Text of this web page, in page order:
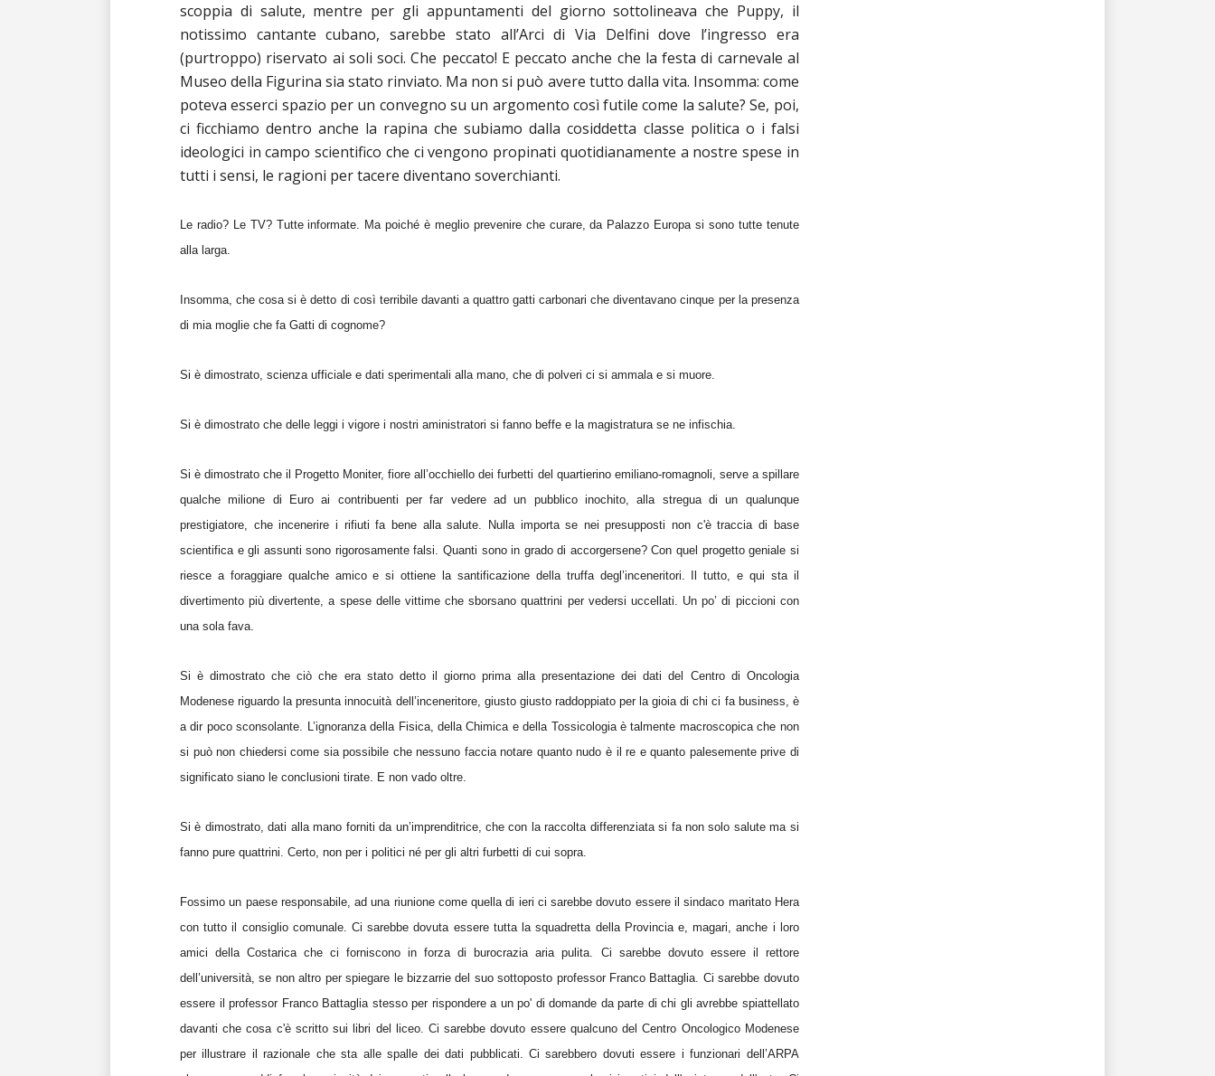
scoppia di salute, mentre per gli appuntamenti del giorno sottolineava che Puppy, il
notissimo cantante cubano, sarebbe stato all’Arci di Via Delfini dove l’ingresso era
(purtroppo) riservato ai soli soci. Che peccato! E peccato anche che la festa di carnevale al
Museo della Figurina sia stato rinviato. Ma non si può avere tutto dalla vita. Insomma: come
poteva esserci spazio per un convegno su un argomento così futile come la salute? Se, poi,
ci ficchiamo dentro anche la rapina che subiamo dalla cosiddetta classe politica o i falsi
ideologici in campo scientifico che ci vengono propinati quotidianamente a nostre spese in
tutti i sensi, le ragioni per tacere diventano soverchianti.
Le radio? Le TV? Tutte informate. Ma poiché è meglio prevenire che curare, da Palazzo Europa si sono tutte tenute
alla larga.
Insomma, che cosa si è detto di così terribile davanti a quattro gatti carbonari che diventavano cinque per la presenza
di mia moglie che fa Gatti di cognome?
Si è dimostrato, scienza ufficiale e dati sperimentali alla mano, che di polveri ci si ammala e si muore.
Si è dimostrato che delle leggi i vigore i nostri aministratori si fanno beffe e la magistratura se ne infischia.
Si è dimostrato che il Progetto Moniter, fiore all’occhiello dei furbetti del quartierino emiliano-romagnoli, serve a spillare
qualche milione di Euro ai contribuenti per far vedere ad un pubblico inochito, alla stregua di un qualunque
prestigiatore, che incenerire i rifiuti fa bene alla salute. Nulla importa se nei presupposti non c'è traccia di base
scientifica e gli assunti sono rigorosamente falsi. Quanti sono in grado di accorgersene? Con quel progetto geniale si
riesce a foraggiare qualche amico e si ottiene la santificazione della truffa degl’inceneritori. Il tutto, e qui sta il
divertimento più divertente, a spese delle vittime che sborsano quattrini per vedersi uccellati. Un po’ di piccioni con
una sola fava.
Si è dimostrato che ciò che era stato detto il giorno prima alla presentazione dei dati del Centro di Oncologia
Modenese riguardo la presunta innocuità dell’inceneritore, giusto giusto raddoppiato per la gioia di chi ci fa business, è
a dir poco sconsolante. L’ignoranza della Fisica, della Chimica e della Tossicologia è talmente macroscopica che non
si può non chiedersi come sia possibile che nessuno faccia notare quanto nudo è il re e quanto palesemente prive di
significato siano le conclusioni tirate. E non vado oltre.
Si è dimostrato, dati alla mano forniti da un’imprenditrice, che con la raccolta differenziata si fa non solo salute ma si
fanno pure quattrini. Certo, non per i politici né per gli altri furbetti di cui sopra.
Fossimo un paese responsabile, ad una riunione come quella di ieri ci sarebbe dovuto essere il sindaco maritato Hera
con tutto il consiglio comunale. Ci sarebbe dovuta essere tutta la squadretta della Provincia e, magari, anche i loro
amici della Costarica che ci forniscono in forza di burocrazia aria pulita. Ci sarebbe dovuto essere il rettore
dell’università, se non altro per spiegare le bizzarrie del suo sottoposto professor Franco Battaglia. Ci sarebbe dovuto
essere il professor Franco Battaglia stesso per rispondere a un po' di domande da parte di chi gli avrebbe spiattellato
davanti che cosa c'è scritto sui libri del liceo. Ci sarebbe dovuto essere qualcuno del Centro Oncologico Modenese
per illustrare il razionale che sta alle spalle dei dati pubblicati. Ci sarebbero dovuti essere i funzionari dell’ARPA